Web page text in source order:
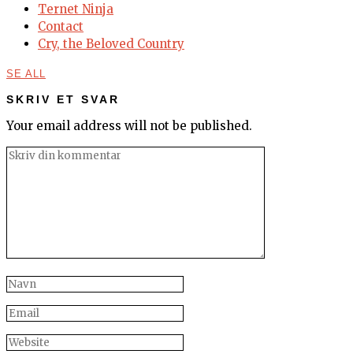
Ternet Ninja
Contact
Cry, the Beloved Country
SE ALL
SKRIV ET SVAR
Your email address will not be published.